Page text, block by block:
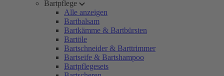
Bartpflege
Alle anzeigen
Bartbalsam
Bartkämme & Bartbürsten
Bartöle
Bartschneider & Barttrimmer
Bartseife & Bartshampoo
Bartpflegesets